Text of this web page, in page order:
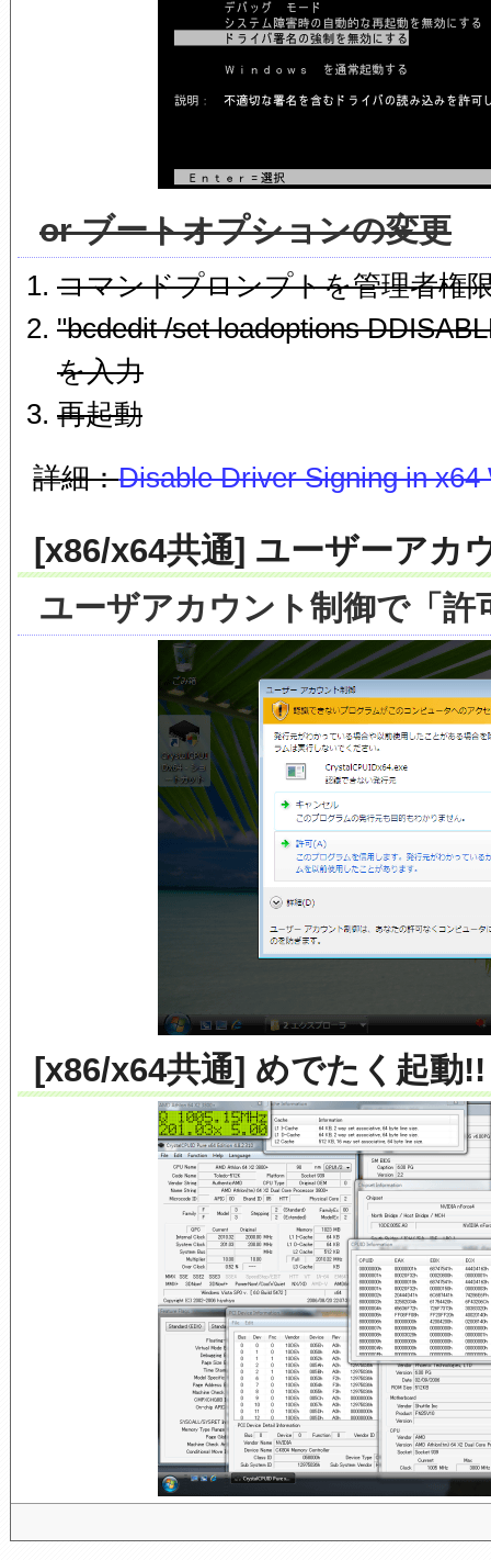
or ブートオプションの変更
コマンドプロンプトを管理者権
"bcdedit /set loadoptions
を入力
再起動
詳細：Disable Driver Signing in x64
[x86/x64共通] ユーザーアカ
ユーザアカウント制御で「許
[x86/x64共通] めでたく起動!!